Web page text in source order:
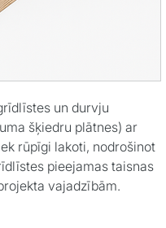
un durvju
šķiedru plātnes) ar
rūpīgi lakoti, nodrošinot
pieejamas taisnas
vajadzībām.